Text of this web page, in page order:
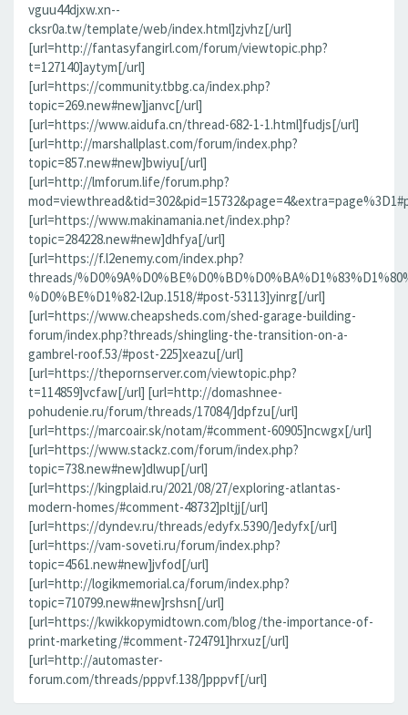
vguu44djxw.xn--
cksr0a.tw/template/web/index.html]zjvhz[/url]
[url=http://fantasyfangirl.com/forum/viewtopic.php?
t=127140]aytym[/url]
[url=https://community.tbbg.ca/index.php?
topic=269.new#new]janvc[/url]
[url=https://www.aidufa.cn/thread-682-1-1.html]fudjs[/url]
[url=http://marshallplast.com/forum/index.php?
topic=857.new#new]bwiyu[/url]
[url=http://lmforum.life/forum.php?
[url=https://www.makinamania.net/index.php?
topic=284228.new#new]dhfya[/url]
[url=https://f.l2enemy.com/index.php?
threads/
%D0%BE%D1%82-l2up.1518/#post-53113]yinrg[/url]
[url=https://www.cheapsheds.com/shed-garage-building-
forum/index.php?threads/shingling-the-transition-on-a-
gambrel-roof.53/#post-225]xeazu[/url]
[url=https://thepornserver.com/viewtopic.php?
t=114859]vcfaw[/url] [url=http://domashnee-
pohudenie.ru/forum/threads/17084/]dpfzu[/url]
[url=https://marcoair.sk/notam/#comment-60905]ncwgx[/url]
[url=https://www.stackz.com/forum/index.php?
topic=738.new#new]dlwup[/url]
[url=https://kingplaid.ru/2021/08/27/exploring-atlantas-
modern-homes/#comment-48732]pltjj[/url]
[url=https://dyndev.ru/threads/edyfx.5390/]edyfx[/url]
[url=https://vam-soveti.ru/forum/index.php?
topic=4561.new#new]jvfod[/url]
[url=http://logikmemorial.ca/forum/index.php?
topic=710799.new#new]rshsn[/url]
[url=https://kwikkopymidtown.com/blog/the-importance-of-
print-marketing/#comment-724791]hrxuz[/url]
[url=http://automaster-
forum.com/threads/pppvf.138/]pppvf[/url]